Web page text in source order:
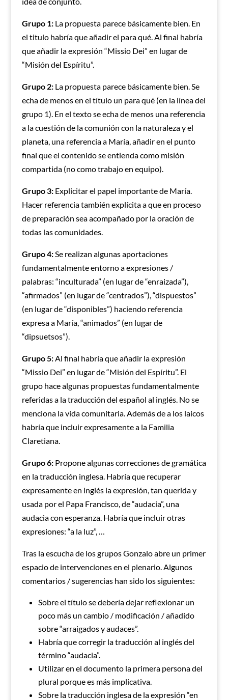
Grupo 1:La propuesta parece básicamente bien. En
el titulo habría que añadir el para qué. Al final habría
que añadir la expresión “Missio Dei” en lugar de
“Misión del Espíritu”.
Grupo 2:La propuesta parece básicamente bien. Se
echa de menos en el título un para qué (en la línea del
grupo 1). En el texto se echa de menos una referencia
a la cuestión de la comunión con la naturaleza y el
planeta, una referencia a María, añadir en el punto
final que el contenido se entienda como misión
compartida (no como trabajo en equipo).
Grupo 3:Explicitar el papel importante de María.
Hacer referencia también explícita a que en proceso
de preparación sea acompañado por la oración de
todas las comunidades.
Grupo 4:Se realizan algunas aportaciones
fundamentalmente entorno a expresiones /
palabras: “inculturada” (en lugar de “enraizada”),
“afirmados” (en lugar de “centrados”), “dispuestos”
(en lugar de “disponibles”) haciendo referencia
expresa a María, “animados” (en lugar de
“dipsuetsos”).
Grupo 5:Al final habría que añadir la expresión
“Missio Dei” en lugar de “Misión del Espíritu”. El
grupo hace algunas propuestas fundamentalmente
referidas a la traducción del español al inglés. No se
menciona la vida comunitaria. Además de a los laicos
habría que incluir expresamente a la Familia
Claretiana.
Grupo 6:Propone algunas correcciones de gramática
en la traducción inglesa. Habría que recuperar
expresamente en inglés la expresión, tan querida y
usada por el Papa Francisco, de “audacia”, una
audacia con esperanza. Habría que incluir otras
expresiones: “a la luz”, …
Tras la escucha de los grupos Gonzalo abre un primer
espacio de intervenciones en el plenario. Algunos
comentarios / sugerencias han sido los siguientes:
Sobre el título se debería dejar reflexionar un
poco más un cambio / modificación / añadido
sobre “arraigados y audaces”.
Habría que corregir la traducción al inglés del
término “audacia”.
Utilizar en el documento la primera persona del
plural porque es más implicativa.
Sobre la traducción inglesa de la expresión “en